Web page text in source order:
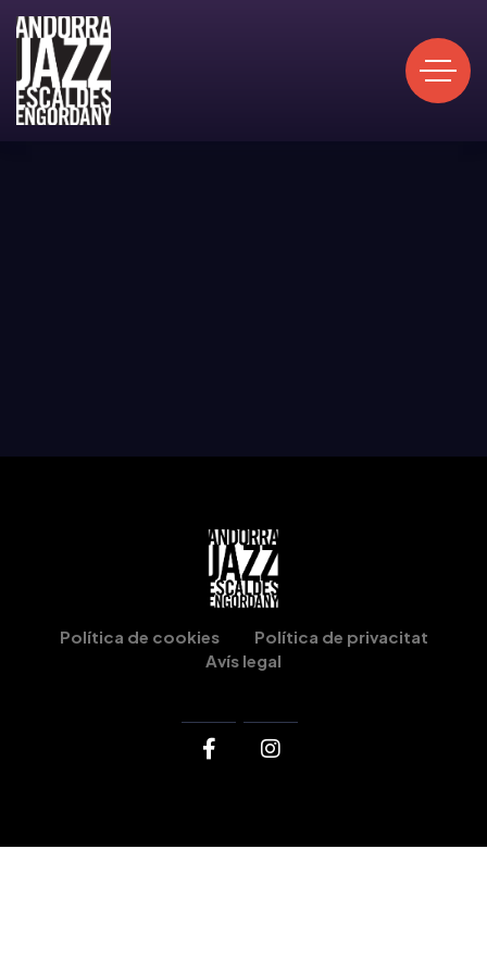
Política de cookies
Política de privacitat
Avís legal